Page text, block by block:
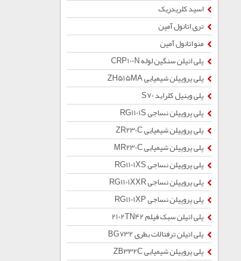
اسید کلریدریک
تری اتانول آمین
منو اتانول آمین
پلی اتیلن سنگین لوله CRP100N
پلی پروپیلن شیمیایی ZH515MA
پلی وینیل کلراید S70
پلی پروپیلن نساجی RG1101S
پلی پروپیلن شیمیایی ZR230C
پلی پروپیلن شیمیایی MR230C
پلی پروپیلن نساجی RG1101XS
پلی پروپیلن نساجی RG1101XXR
پلی پروپیلن نساجی RG1101XP
پلی اتیلن سبک فیلم 2102TN42
پلی اتیلن ترفتالات بطری BG732
پلی پروپیلن شیمیایی ZB332C